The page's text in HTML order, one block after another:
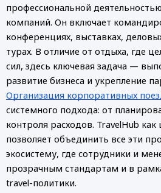
профессиональной
компаний. Он включает
конференциях, выставках,
турах. В отличие от отдыха, где
сил, здесь ключевая задача —
развитие бизнеса и укрепление
Организация корпоративных
системного подхода: от
контроля расходов. TravelHub
позволяет объединить все эти
экосистему, где сотрудники и
прозрачным стандартам и в
travel-политики.